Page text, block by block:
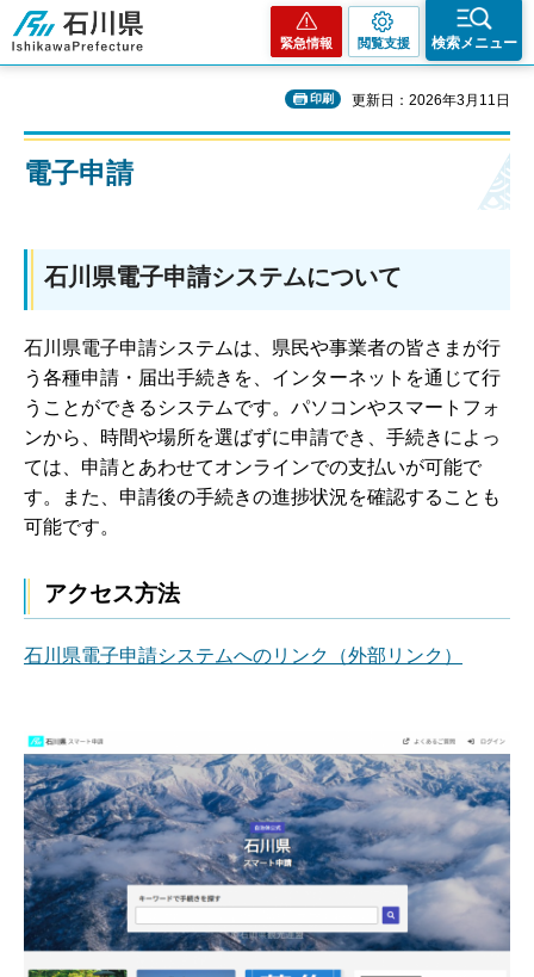
石川県
緊急情報 閲覧支援 検索メニュー
印刷 更新日：2026年3月11日
電子申請
石川県電子申請システムについて
石川県電子申請システムは、県民や事業者の皆さまが行
う各種申請・届出手続きを、インターネットを通じて行
うことができるシステムです。パソコンやスマートフォ
ンから、時間や場所を選ばずに申請でき、手続きによっ
ては、申請とあわせてオンラインでの支払いが可能で
す。また、申請後の手続きの進捗状況を確認することも
可能です。
アクセス方法
石川県電子申請システムへのリンク（外部リンク）